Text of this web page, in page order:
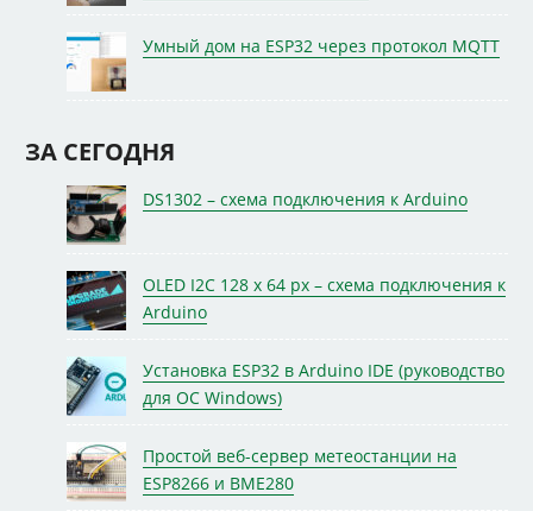
Умный дом на ESP32 через протокол MQTT
ЗА СЕГОДНЯ
DS1302 – схема подключения к Arduino
OLED I2C 128 x 64 px – схема подключения к
Arduino
Установка ESP32 в Arduino IDE (руководство
для ОС Windows)
Простой веб-сервер метеостанции на
ESP8266 и BME280